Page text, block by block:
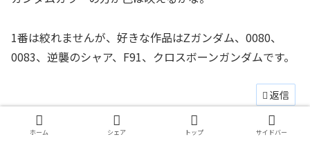
1番は絞れませんが、好きな作品はΖガンダム、0080、
0083、逆襲のシャア、F91、クロスボーンガンダムです。
返信
ゆないと
ホーム シェア トップ サイドバー